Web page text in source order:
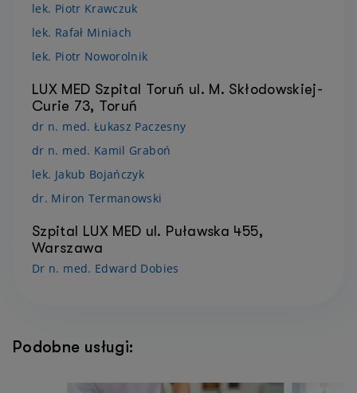
lek. Piotr Krawczuk
lek. Rafał Miniach
lek. Piotr Noworolnik
LUX MED Szpital Toruń ul. M. Skłodowskiej-
Curie 73, Toruń
dr n. med. Łukasz Paczesny
dr n. med. Kamil Graboń
lek. Jakub Bojańczyk
dr. Miron Termanowski
Szpital LUX MED ul. Puławska 455,
Warszawa
Dr n. med. Edward Dobies
Podobne usługi: